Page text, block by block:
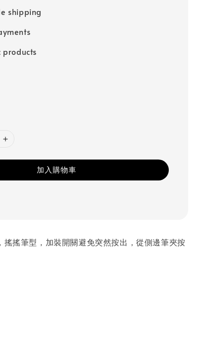
shipping
products
加入購物車
搖搖筆型，加裝開關避免突然按出，從側邊筆夾按